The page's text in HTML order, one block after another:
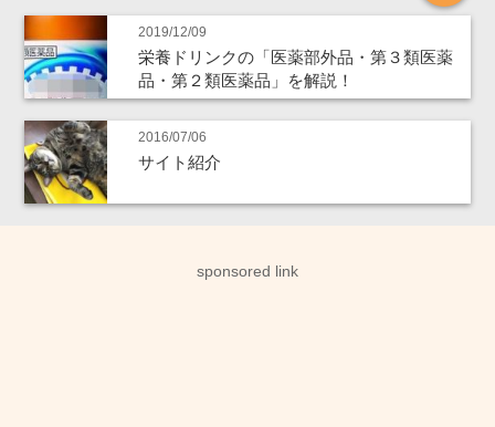
2019/12/09
栄養ドリンクの「医薬部外品・第３類医薬
品・第２類医薬品」を解説！
2016/07/06
サイト紹介
sponsored link